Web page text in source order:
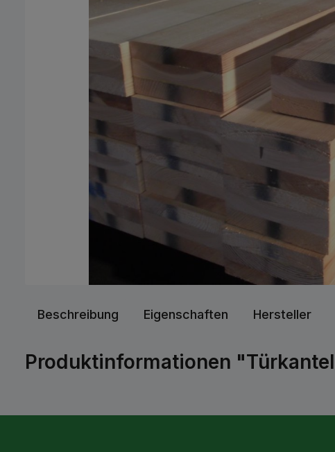
Beschreibung Eigenschaften Hersteller
Produktinformationen